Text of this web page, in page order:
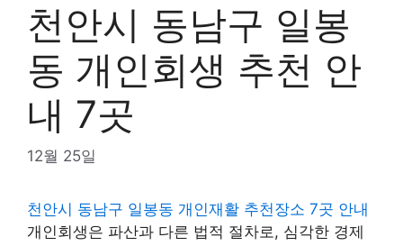
천안시 동남구 일봉
동 개인회생 추천 안
내 7곳
12월 25일
천안시 동남구 일봉동 개인재활 추천장소 7곳 안내
개인회생은 파산과 다른 법적 절차로, 심각한 경제